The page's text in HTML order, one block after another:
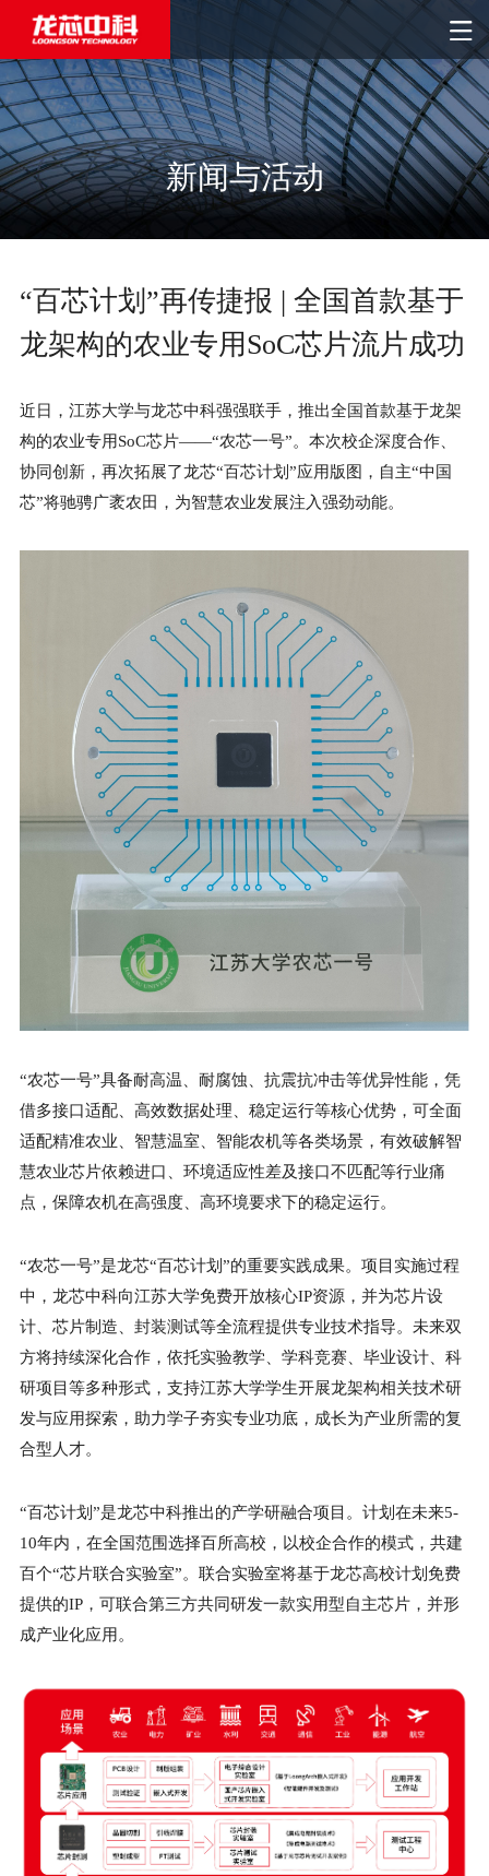
新闻与活动
“百芯计划”再传捷报 | 全国首款基于
龙架构的农业专用SoC芯片流片成功
近日，江苏大学与龙芯中科强强联手，推出全国首款基于龙架
构的农业专用SoC芯片——“农芯一号”。本次校企深度合作、
协同创新，再次拓展了龙芯“百芯计划”应用版图，自主“中国
芯”将驰骋广袤农田，为智慧农业发展注入强劲动能。
“农芯一号”具备耐高温、耐腐蚀、抗震抗冲击等优异性能，凭
借多接口适配、高效数据处理、稳定运行等核心优势，可全面
适配精准农业、智慧温室、智能农机等各类场景，有效破解智
慧农业芯片依赖进口、环境适应性差及接口不匹配等行业痛
点，保障农机在高强度、高环境要求下的稳定运行。
“农芯一号”是龙芯“百芯计划”的重要实践成果。项目实施过程
中，龙芯中科向江苏大学免费开放核心IP资源，并为芯片设
计、芯片制造、封装测试等全流程提供专业技术指导。未来双
方将持续深化合作，依托实验教学、学科竞赛、毕业设计、科
研项目等多种形式，支持江苏大学学生开展龙架构相关技术研
发与应用探索，助力学子夯实专业功底，成长为产业所需的复
合型人才。
“百芯计划”是龙芯中科推出的产学研融合项目。计划在未来5-
10年内，在全国范围选择百所高校，以校企合作的模式，共建
百个“芯片联合实验室”。联合实验室将基于龙芯高校计划免费
提供的IP，可联合第三方共同研发一款实用型自主芯片，并形
成产业化应用。